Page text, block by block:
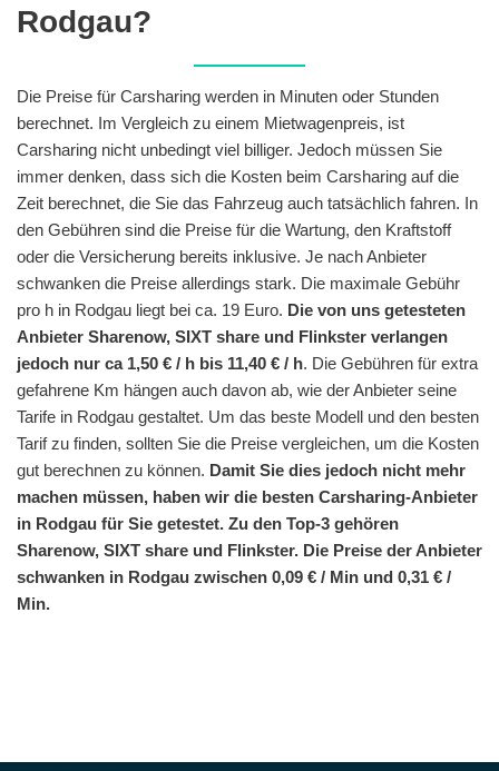
Rodgau?
Die Preise für Carsharing werden in Minuten oder Stunden
berechnet. Im Vergleich zu einem Mietwagenpreis, ist
Carsharing nicht unbedingt viel billiger. Jedoch müssen Sie
immer denken, dass sich die Kosten beim Carsharing auf die
Zeit berechnet, die Sie das Fahrzeug auch tatsächlich fahren. In
den Gebühren sind die Preise für die Wartung, den Kraftstoff
oder die Versicherung bereits inklusive. Je nach Anbieter
schwanken die Preise allerdings stark. Die maximale Gebühr
pro h in Rodgau liegt bei ca. 19 Euro. Die von uns getesteten
Anbieter Sharenow, SIXT share und Flinkster verlangen
jedoch nur ca 1,50 € / h bis 11,40 € / h. Die Gebühren für extra
gefahrene Km hängen auch davon ab, wie der Anbieter seine
Tarife in Rodgau gestaltet. Um das beste Modell und den besten
Tarif zu finden, sollten Sie die Preise vergleichen, um die Kosten
gut berechnen zu können. Damit Sie dies jedoch nicht mehr
machen müssen, haben wir die besten Carsharing-Anbieter
in Rodgau für Sie getestet. Zu den Top-3 gehören
Sharenow, SIXT share und Flinkster. Die Preise der Anbieter
schwanken in Rodgau zwischen 0,09 € / Min und 0,31 € /
Min.